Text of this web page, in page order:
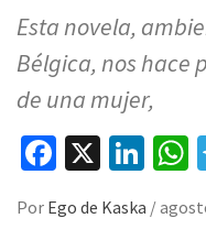
Esta novela,
Bélgica, nos hace
de una mujer,
Facebook
X
Por Ego de Kaska /